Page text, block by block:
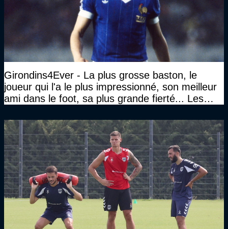
Girondins4Ever - La plus grosse baston, le
joueur qui l'a le plus impressionné, son meilleur
ami dans le foot, sa plus grande fierté... Les